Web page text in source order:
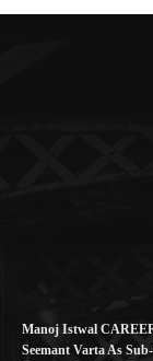
Manoj Istwal
Seemant Varta As